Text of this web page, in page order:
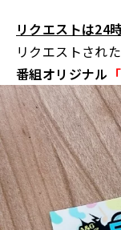
リクエストは24
リクエストされ
番組オリジナル